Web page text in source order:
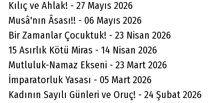
Kılıç ve Ahlak! - 27 Mayıs 2026
Musâ'nın Âsası!! - 06 Mayıs 2026
Bir Zamanlar Çocuktuk! - 23 Nisan 2026
15 Asırlık Kötü Miras - 14 Nisan 2026
Mutluluk-Namaz Ekseni - 23 Mart 2026
İmparatorluk Yasası - 05 Mart 2026
Kadının Sayılı Günleri ve Oruç! - 24 Şubat 2026